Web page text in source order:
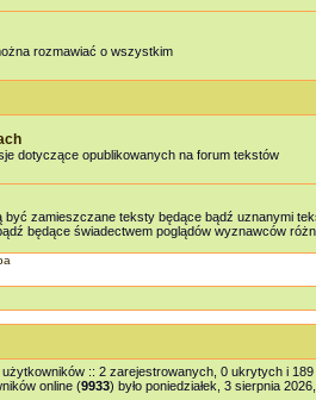
rozmawiać o wszystkim
dotyczące opublikowanych na forum tekstów
być zamieszczane teksty będące bądź uznanymi
będące świadectwem poglądów wyznawców
użytkowników :: 2 zarejestrowanych, 0 ukrytych i
online (9933) było poniedziałek, 3 sierpnia